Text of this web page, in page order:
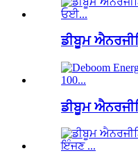
ਡੀਬੂਮ
ਡੀਬੂਮ